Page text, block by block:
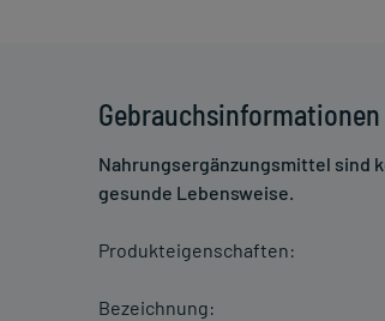
Nahrungsergänzungsmittel sind
gesunde Lebensweise.
Produkteigenschaften:
Bezeichnung: